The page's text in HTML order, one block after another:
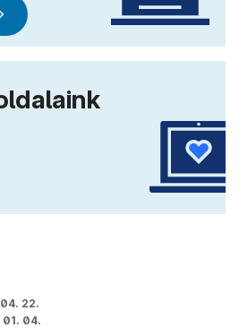
22.
04.